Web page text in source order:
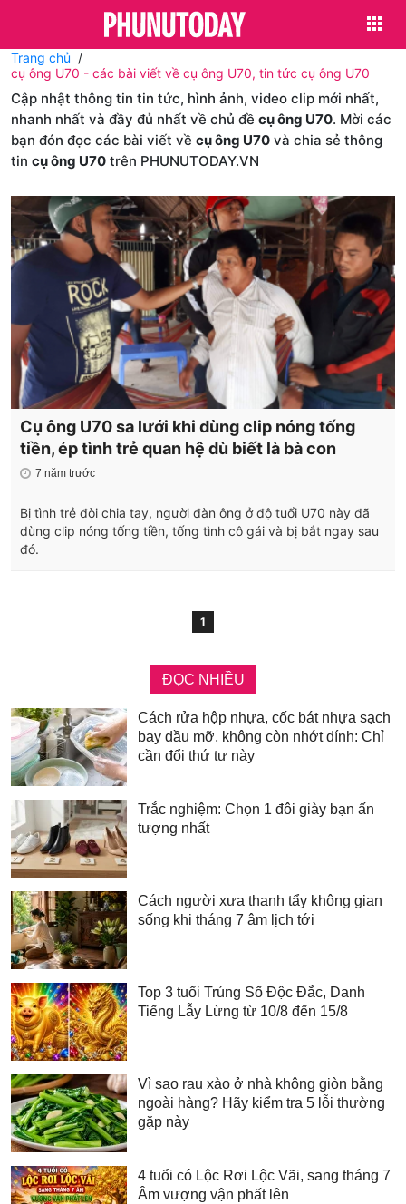
Trang chủ
cụ ông U70 - các bài viết về cụ ông U70, tin tức cụ ông U70
Cập nhật thông tin tin tức, hình ảnh, video clip mới nhất,
nhanh nhất và đầy đủ nhất về chủ đề cụ ông U70. Mời các
bạn đón đọc các bài viết về cụ ông U70 và chia sẻ thông
tin cụ ông U70 trên PHUNUTODAY.VN
Cụ ông U70 sa lưới khi dùng clip nóng tống
tiền, ép tình trẻ quan hệ dù biết là bà con
7 năm trước
Bị tình trẻ đòi chia tay, người đàn ông ở độ tuổi U70 này đã
dùng clip nóng tống tiền, tống tình cô gái và bị bắt ngay sau
đó.
1
ĐỌC NHIỀU
Cách rửa hộp nhựa, cốc bát nhựa sạch
bay dầu mỡ, không còn nhớt dính: Chỉ
cần đổi thứ tự này
Trắc nghiệm: Chọn 1 đôi giày bạn ấn
tượng nhất
Cách người xưa thanh tẩy không gian
sống khi tháng 7 âm lịch tới
Top 3 tuổi Trúng Số Độc Đắc, Danh
Tiếng Lẫy Lừng từ 10/8 đến 15/8
Vì sao rau xào ở nhà không giòn bằng
ngoài hàng? Hãy kiểm tra 5 lỗi thường
gặp này
4 tuổi có Lộc Rơi Lộc Vãi, sang tháng 7
Âm vượng vận phất lên